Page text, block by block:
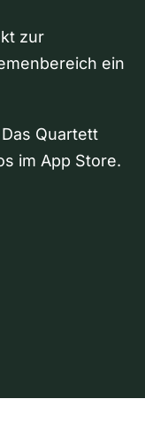
zur
ein
Quartett
im App Store.